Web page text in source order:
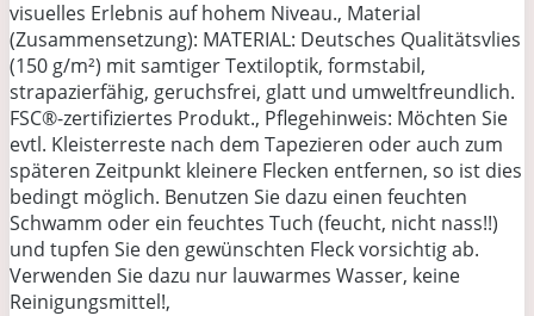
visuelles Erlebnis auf hohem Niveau., Material
(Zusammensetzung): MATERIAL: Deutsches Qualitätsvlies
(150 g/m²) mit samtiger Textiloptik, formstabil,
strapazierfähig, geruchsfrei, glatt und umweltfreundlich.
FSC®-zertifiziertes Produkt., Pflegehinweis: Möchten Sie
evtl. Kleisterreste nach dem Tapezieren oder auch zum
späteren Zeitpunkt kleinere Flecken entfernen, so ist dies
bedingt möglich. Benutzen Sie dazu einen feuchten
Schwamm oder ein feuchtes Tuch (feucht, nicht nass!!)
und tupfen Sie den gewünschten Fleck vorsichtig ab.
Verwenden Sie dazu nur lauwarmes Wasser, keine
Reinigungsmittel!,